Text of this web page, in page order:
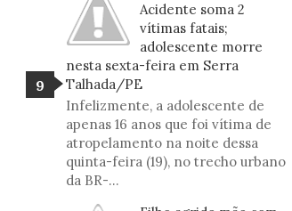
Acidente soma 2
vítimas fatais;
adolescente morre
nesta sexta-feira em Serra
Talhada/PE
Infelizmente, a adolescente de
apenas 16 anos que foi vítima de
atropelamento na noite dessa
quinta-feira (19), no trecho urbano
da BR-...